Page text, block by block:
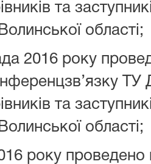
та
області;
2016 року
ТУ
та
області;
року проведено